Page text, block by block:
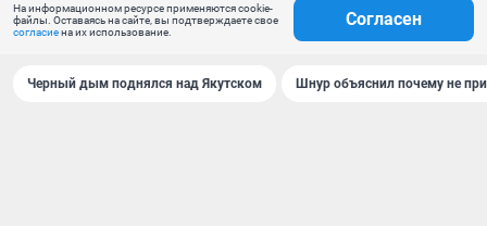
На информационном ресурсе применяются cookie-
файлы. Оставаясь на сайте, вы подтверждаете свое
согласиена их использование.
Согласен
Черный дым поднялся над Якутском Шнур объяснил почему не